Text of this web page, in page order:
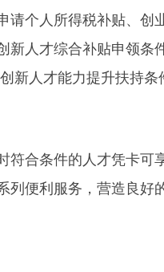
个人所得税补贴、创
人才综合补贴申领条
新人才能力提升扶持条
符合条件的人才凭卡可
便利服务，营造良好